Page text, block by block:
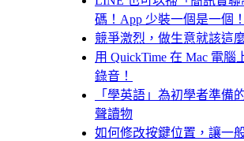
碼！App 少裝一個是一個！
競爭激烈，做生意就該這
用 QuickTime 在 Mac 電腦
錄音！
「學英語」為初學者準備
聲讀物
如何修改按鍵位置，讓一